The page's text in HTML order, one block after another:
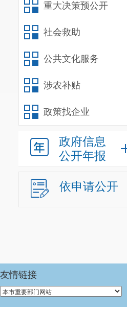
重大决策预公开
社会救助
公共文化服务
涉农补贴
政策找企业
政府信息
公开年报
依申请公开
友情链接